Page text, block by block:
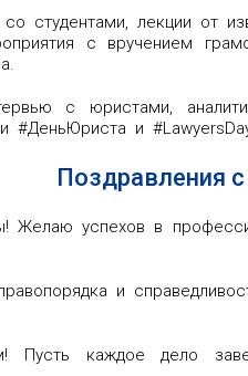
студентами, лекции от
с вручением
с юристами,
#ДеньЮриста и
Поздравления
успехов в
и
Пусть каждое дело